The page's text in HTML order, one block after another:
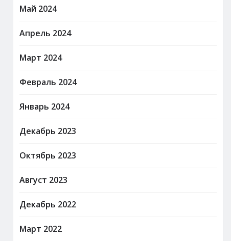
Май 2024
Апрель 2024
Март 2024
Февраль 2024
Январь 2024
Декабрь 2023
Октябрь 2023
Август 2023
Декабрь 2022
Март 2022